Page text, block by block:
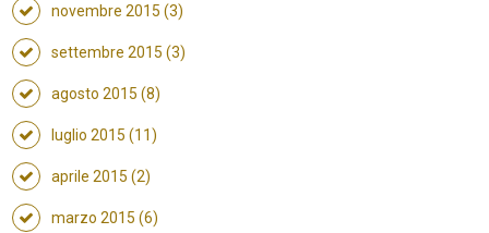
novembre 2015 (3)
settembre 2015 (3)
agosto 2015 (8)
luglio 2015 (11)
aprile 2015 (2)
marzo 2015 (6)